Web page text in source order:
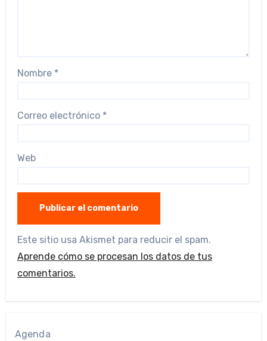
Nombre *
Correo electrónico *
Web
Este sitio usa Akismet para reducir el spam.
Aprende cómo se procesan los datos de tus
comentarios.
Agenda